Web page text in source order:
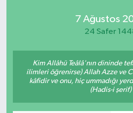
7 Ağustos
24 Safer
Kim Allâhü Teâlâ'nın dininde
ilimleri öğrenirse) Allah Azze ve
kâfidir ve onu, hiç ummadığı
(Hadis-i şerif)
Teknoloji